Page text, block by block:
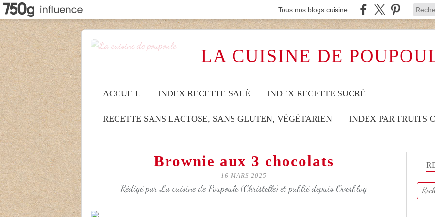
Tous nos blogs cuisine
LA CUISINE DE
ACCUEIL INDEX RECETTE SALÉ INDEX RECETTE SUCRÉ
RECETTE SANS LACTOSE, SANS GLUTEN, VÉGÉTARIEN INDEX PAR FRUITS
Brownie aux 3 chocolats
16 MARS 2025
Rédigé par La cuisine de Poupoule (Christelle) et publié depuis Overblog